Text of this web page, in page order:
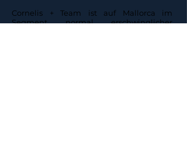
Cornelis + Team ist auf Mallorca im
Segment normal erschwinglicher